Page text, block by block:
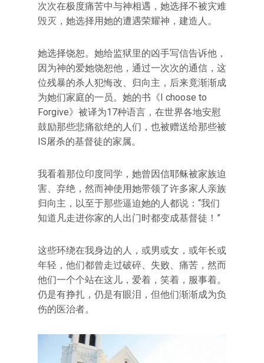
次次在极度痛苦中与神相遇，她选择不被灾难
毁灭，她选择用她的遭遇荣耀神，建造人。
她选择饶恕。她给监狱里的凶手写信告诉他，
因为神的爱她饶恕他，通过一次次的通信，这
位残暴的杀人犯悔改、归向主，后来竟渐渐成
为她们家庭的一员。她的书《I choose to
Forgive》被译为17种语言，在世界各地安慰
鼓励那些悲痛欲绝的人们，也被赠送给那些被
IS屠杀的基督徒的家属。
我看着那位印度同学，她曾因信耶稣被家族迫
害、弃绝，然而神使用她带领了许多家人亲族
归向主，以至于那些逼迫她的人都说：“我们
知道凡走进你家的人出门时都变成基督徒！”
这些环绕在我身边的人，或男或女，或年长或
年轻，他们都曾走过破碎、失败、痛苦，然而
他们一个个站在这儿，爱着，笑着，服事着。
仍是有挣扎，仍是有眼泪，但他们渐渐成为负
伤的医治者。